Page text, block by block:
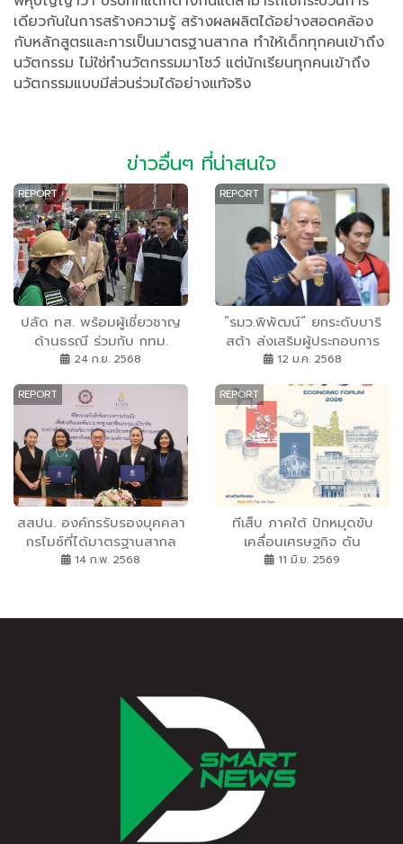
เดียวกันในการสร้างความรู้ สร้างผลผลิตได้อย่างสอดคล้อง
กับหลักสูตรและการเป็นมาตรฐานสากล ทำให้เด็กทุกคนเข้าถึง
นวัตกรรม ไม่ใช่ทำนวัตกรรมมาโชว์ แต่นักเรียนทุกคนเข้าถึง
นวัตกรรมแบบมีส่วนร่วมได้อย่างแท้จริง
ข่าวอื่นๆ ที่น่าสนใจ
REPORT
ปลัด ทส. พร้อมผู้เชี่ยวชาญ
ด้านธรณี ร่วมกับ กทม.
ลงพื้นที่ตรวจสอบหลุมยุบ
วชิรพยาบาล
24 ก.ย. 2568
REPORT
“รมว.พิพัฒน์” ยกระดับบาริ
สต้า ส่งเสริมผู้ประกอบการ
ธุรกิจ Soft Power รองรับ
บริการ
12 ม.ค. 2568
REPORT
สสปน. องค์กรรับรองบุคคลา
กรไมซ์ที่ได้มาตรฐานสากล
ISO 17024:2012 แห่งแรก
14 ก.พ. 2568
REPORT
ทีเส็บ ภาคใต้ ปักหมุดขับ
เคลื่อนเศรษฐกิจ ดัน
‘หาดใหญ่-สงขลา’ สู่ศูนย์
Economic Forum 2026”
11 มิ.ย. 2569